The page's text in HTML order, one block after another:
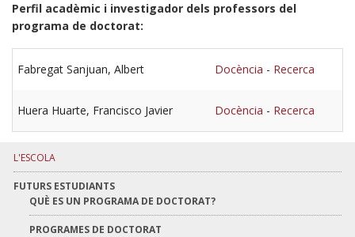
Perfil acadèmic i investigador dels professors del
programa de doctorat:
Fabregat Sanjuan, Albert Docència - Recerca
Huera Huarte, Francisco Javier Docència - Recerca
L'ESCOLA
FUTURS ESTUDIANTS
QUÈ ES UN PROGRAMA DE DOCTORAT?
PROGRAMES DE DOCTORAT